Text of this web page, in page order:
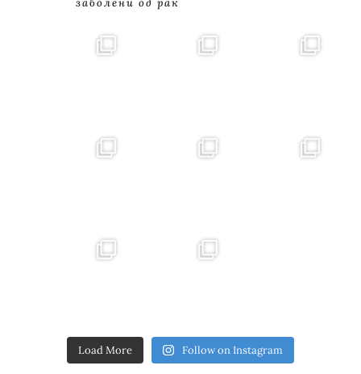
заболени од рак
Load More Follow on Instagram